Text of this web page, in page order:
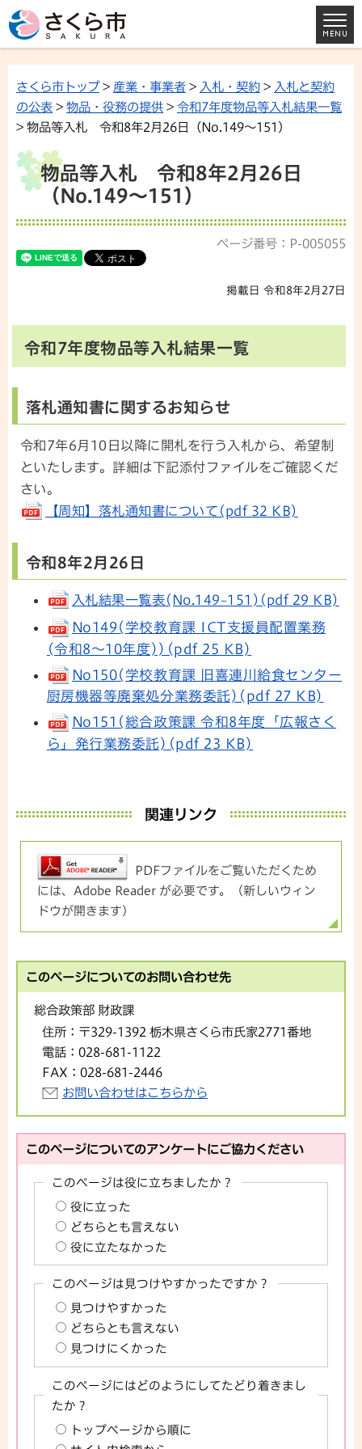
さくら市トップ> 産業・事業者 > 入札・契約 > 入札と契約
の公表 > 物品・役務の提供 > 令和7年度物品等入札結果一覧
> 物品等入札 令和8年2月26日（No.149～151）
物品等入札 令和8年2月26日
（No.149～151）
ページ番号：P-005055
掲載日 令和8年2月27日
令和7年度物品等入札結果一覧
落札通知書に関するお知らせ
令和7年6月10日以降に開札を行う入札から、希望制
といたします。詳細は下記添付ファイルをご確認くだ
さい。
【周知】落札通知書について(pdf 32 KB)
令和8年2月26日
入札結果一覧表(No.149~151)(pdf 29 KB)
No149(学校教育課 ICT支援員配置業務
(令和8～10年度))(pdf 25 KB)
No150(学校教育課 旧喜連川給食センター
厨房機器等廃棄処分業務委託)(pdf 27 KB)
No151(総合政策課 令和8年度「広報さく
ら」発行業務委託)(pdf 23 KB)
関連リンク
PDFファイルをご覧いただくため
には、Adobe Reader が必要です。（新しいウィン
ドウが開きます）
このページについてのお問い合わせ先
総合政策部 財政課
住所： 〒329-1392 栃木県さくら市氏家2771番地
電話： 028-681-1122
FAX： 028-681-2446
お問い合わせはこちらから
このページについてのアンケートにご協力ください
このページは役に立ちましたか？
役に立った
どちらとも言えない
役に立たなかった
このページは見つけやすかったですか？
見つけやすかった
どちらとも言えない
見つけにくかった
このページにはどのようにしてたどり着きまし
たか？
トップページから順に